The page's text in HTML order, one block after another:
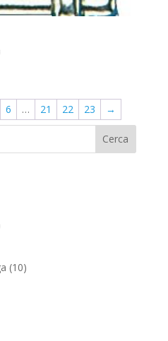
6 … 21 22 23 →
Cerca
1010